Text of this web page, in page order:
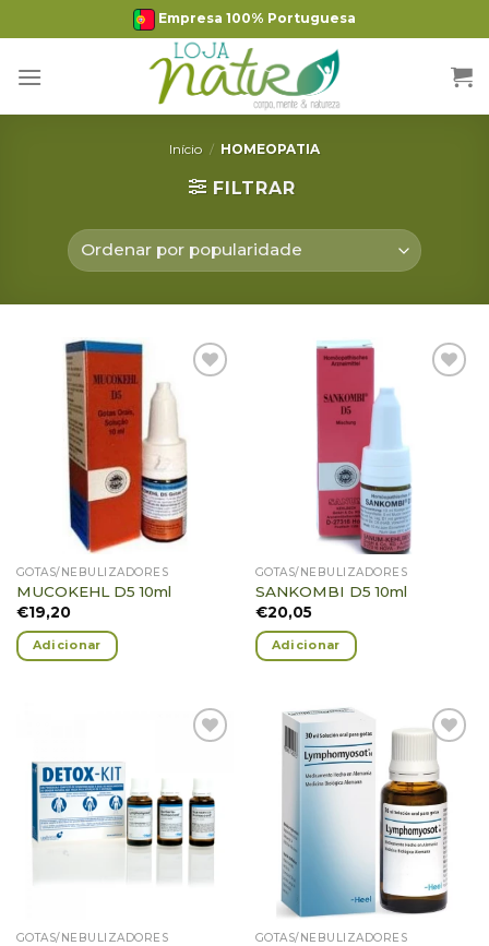
to
content
Empresa 100% Portuguesa
Início / HOMEOPATIA
FILTRAR
GOTAS/NEBULIZADORES
MUCOKEHL D5 10ml
€19,20
Adicionar
GOTAS/NEBULIZADORES
SANKOMBI D5 10ml
€20,05
Adicionar
Favoritos
GOTAS/NEBULIZADORES
Adicionar
Favoritos
GOTAS/NEBULIZADORES